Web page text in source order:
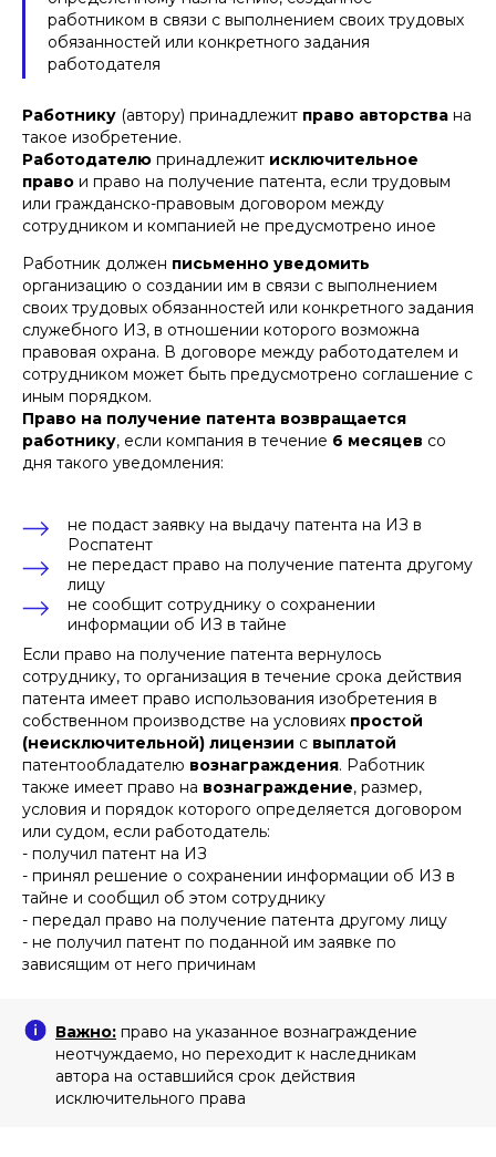
работником в связи с выполнением своих трудовых
обязанностей или конкретного задания
работодателя
Работнику (автору) принадлежит право авторства на
такое изобретение.
Работодателю принадлежит исключительное
право и право на получение патента, если трудовым
или гражданско-правовым договором между
сотрудником и компанией не предусмотрено иное
Работник должен письменно уведомить
организацию о создании им в связи с выполнением
своих трудовых обязанностей или конкретного задания
служебного ИЗ, в отношении которого возможна
правовая охрана. В договоре между работодателем и
сотрудником может быть предусмотрено соглашение с
иным порядком.
Право на получение патента возвращается
работнику, если компания в течение 6 месяцев со
дня такого уведомления:
не подаст заявку на выдачу патента на ИЗ в
Роспатент
не передаст право на получение патента другому
лицу
не сообщит сотруднику о сохранении
информации об ИЗ в тайне
Если право на получение патента вернулось
сотруднику, то организация в течение срока действия
патента имеет право использования изобретения в
собственном производстве на условиях простой
(неисключительной) лицензии с выплатой
патентообладателю вознаграждения. Работник
также имеет право на вознаграждение, размер,
условия и порядок которого определяется договором
или судом, если работодатель:
- получил патент на ИЗ
- принял решение о сохранении информации об ИЗ в
тайне и сообщил об этом сотруднику
- передал право на получение патента другому лицу
- не получил патент по поданной им заявке по
зависящим от него причинам
Важно: право на указанное вознаграждение
неотчуждаемо, но переходит к наследникам
автора на оставшийся срок действия
исключительного права